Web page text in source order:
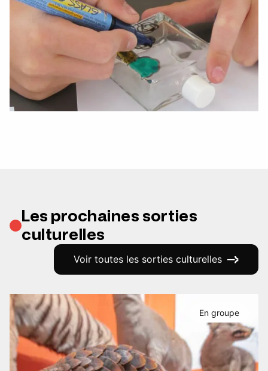
Les prochaines sorties
culturelles
Voir toutes les sorties culturelles
En groupe